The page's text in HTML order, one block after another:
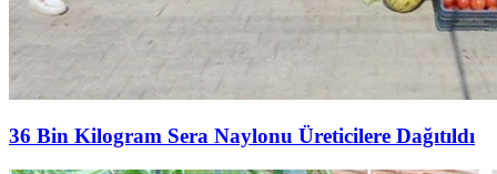
36 Bin Kilogram Sera Naylonu Üreticilere Dağıtıldı